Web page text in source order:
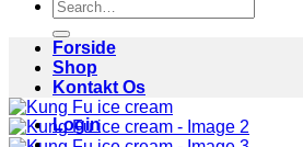
Search
for:
Forside
Shop
Kontakt Os
Login